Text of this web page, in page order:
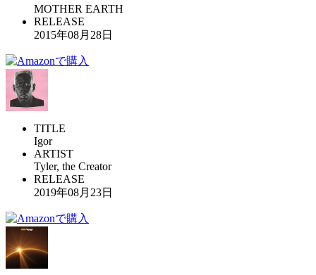
MOTHER EARTH
RELEASE
2015年08月28日
TITLE
Igor
ARTIST
Tyler, the Creator
RELEASE
2019年08月23日